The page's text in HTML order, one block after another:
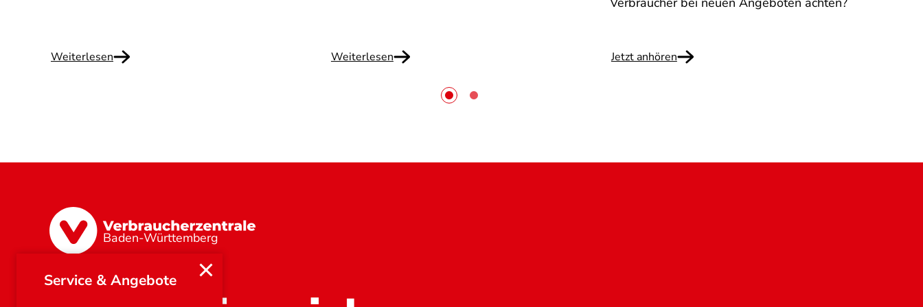
Service & Angebote
Weiterlesen Weiterlesen Jetzt anhören
Baden-Württemberg